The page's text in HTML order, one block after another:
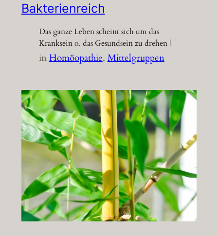
Bakterienreich
Das ganze Leben scheint sich um das
Kranksein o. das Gesundsein zu drehen |
inHomöopathie, Mittelgruppen